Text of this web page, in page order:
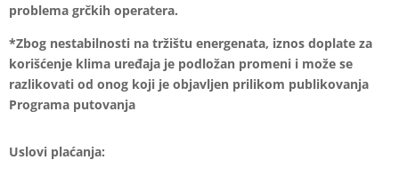
problema grčkih operatera.
*Zbog nestabilnosti na tržištu energenata, iznos doplate za
korišćenje klima uređaja je podložan promeni i može se
razlikovati od onog koji je objavljen prilikom publikovanja
Programa putovanja
Uslovi plaćanja: